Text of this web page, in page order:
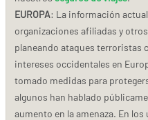
EUROPA: La información
organizaciones afiliadas y
planeando ataques terroristas
intereses occidentales en
tomado medidas para
algunos han hablado
aumento en la amenaza. En